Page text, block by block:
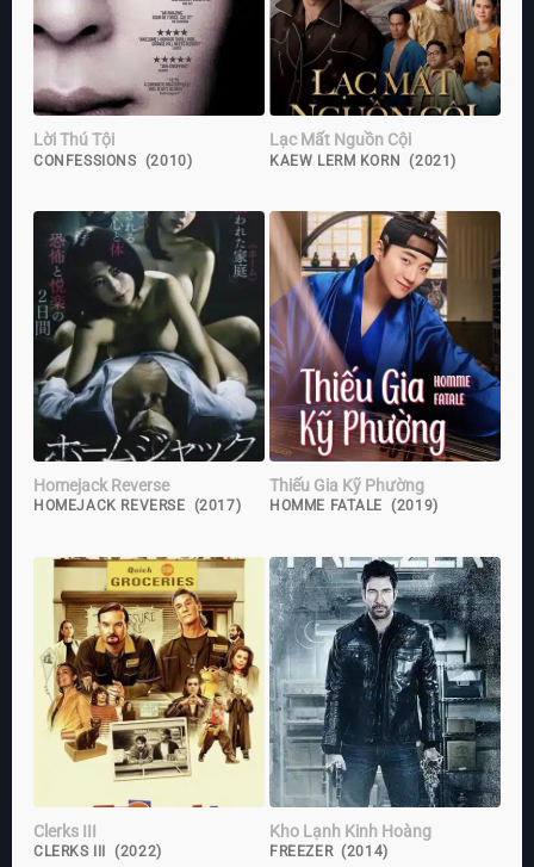
Lời Thú Tội
CONFESSIONS (2010)
Lạc Mất Nguồn Cội
KAEW LERM KORN (2021)
Homejack Reverse
HOMEJACK REVERSE (2017)
Thiếu Gia Kỹ Phường
HOMME FATALE (2019)
Clerks III
CLERKS III (2022)
Kho Lạnh Kinh Hoàng
FREEZER (2014)